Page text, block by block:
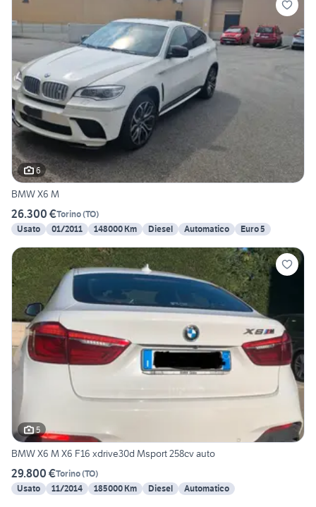
6
BMW X6 M
26.300 €Torino(TO)
Usato
01/2011 148000 Km Diesel Automatico Euro 5
5
BMW X6 M X6 F16 xdrive30d Msport 258cv auto
29.800 €Torino(TO)
Usato
11/2014 185000 Km Diesel Automatico